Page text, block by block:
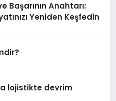
Başarının Anahtarı:
Yeniden Keşfedin
lojistikte devrim